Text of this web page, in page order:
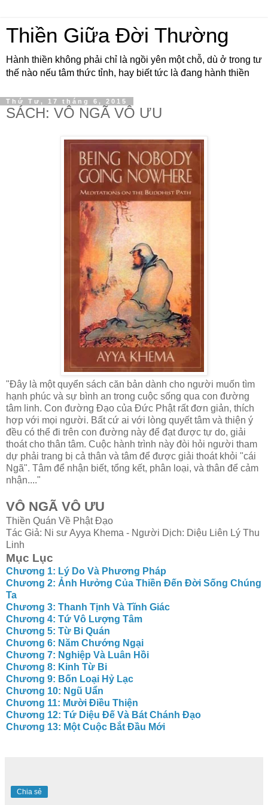
Thiền Giữa Đời Thường
Hành thiền không phải chỉ là ngồi yên một chỗ, dù ở trong tư
thế nào nếu tâm thức tỉnh, hay biết tức là đang hành thiền
Thứ Tư, 17 tháng 6, 2015
SÁCH: VÔ NGÃ VÔ ƯU
"Đây là một quyển sách căn bản dành cho người muốn tìm
hạnh phúc và sự bình an trong cuộc sống qua con đường
tâm linh. Con đường Đạo của Đức Phật rất đơn giản, thích
hợp với mọi người. Bất cứ ai với lòng quyết tâm và thiện ý
đều có thể đi trên con đường này để đạt được tự do, giải
thoát cho thân tâm. Cuộc hành trình này đòi hỏi người tham
dự phải trang bị cả thân và tâm để được giải thoát khỏi "cái
Ngã". Tâm để nhận biết, tổng kết, phân loại, và thân để cảm
nhận...."
VÔ NGÃ VÔ ƯU
Thiền Quán Về Phật Đạo
Tác Giả: Ni sư Ayya Khema - Người Dịch: Diệu Liên Lý Thu
Linh
Mục Lục
Chương 1: Lý Do Và Phương Pháp
Chương 2: Ảnh Hưởng Của Thiền Đến Đời Sống Chúng
Ta
Chương 3: Thanh Tịnh Và Tĩnh Giác
Chương 4: Tứ Vô Lượng Tâm
Chương 5: Từ Bi Quán
Chương 6: Năm Chướng Ngại
Chương 7: Nghiệp Và Luân Hồi
Chương 8: Kinh Từ Bi
Chương 9: Bốn Loại Hỷ Lạc
Chương 10: Ngũ Uẩn
Chương 11: Mười Điều Thiện
Chương 12: Tứ Diệu Đế Và Bát Chánh Đạo
Chương 13: Một Cuộc Bắt Đầu Mới
Chia sẻ